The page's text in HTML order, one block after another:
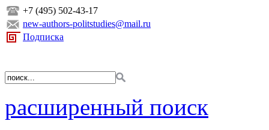
+7 (495) 502-43-17
new-authors-politstudies@mail.ru
Подписка
расширенный поиск